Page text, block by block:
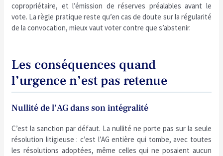
copropriétaire, et l’émission de réserves préalables avant le
vote. La règle pratique reste qu’en cas de doute sur la régularité
de la convocation, mieux vaut voter contre que s’abstenir.
Les conséquences quand
l’urgence n’est pas retenue
Nullité de l’AG dans son intégralité
C’est la sanction par défaut. La nullité ne porte pas sur la seule
résolution litigieuse : c’est l’AG entière qui tombe, avec toutes
les résolutions adoptées, même celles qui ne posaient aucun